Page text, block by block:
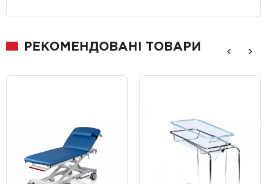
РЕКОМЕНДОВАНІ ТОВАРИ